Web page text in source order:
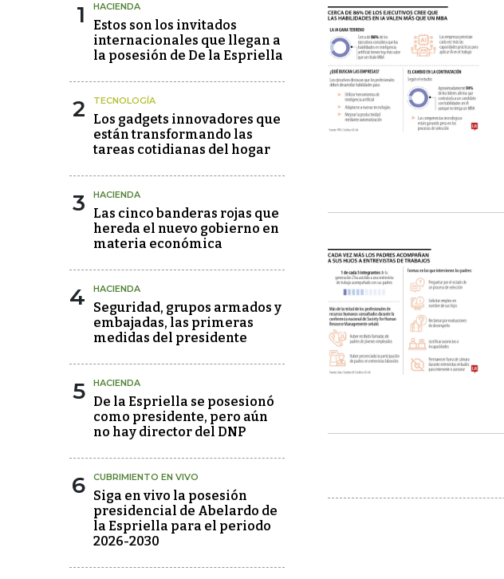
1 HACIENDA
Estos son los invitados
internacionales que llegan a
la posesión de De la Espriella
2 TECNOLOGÍA
Los gadgets innovadores que
están transformando las
tareas cotidianas del hogar
3 HACIENDA
Las cinco banderas rojas que
hereda el nuevo gobierno en
materia económica
4 HACIENDA
Seguridad, grupos armados y
embajadas, las primeras
medidas del presidente
5 HACIENDA
De la Espriella se posesionó
como presidente, pero aún
no hay director del DNP
6 CUBRIMIENTO EN VIVO
Siga en vivo la posesión
presidencial de Abelardo de
la Espriella para el periodo
2026-2030